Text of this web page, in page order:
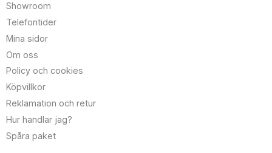
Showroom
Telefontider
Mina sidor
Om oss
Policy och cookies
Köpvillkor
Reklamation och retur
Hur handlar jag?
Spåra paket